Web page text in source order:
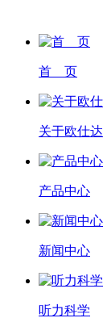
首 页
关于欧仕达
产品中心
新闻中心
听力科学